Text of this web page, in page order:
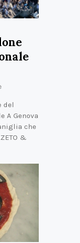
del
A Genova
che
&